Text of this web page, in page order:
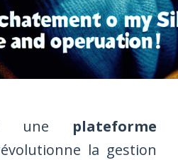
une plateforme
la gestion